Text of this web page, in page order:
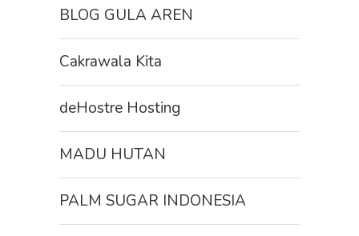
BLOG GULA AREN
Cakrawala Kita
deHostre Hosting
MADU HUTAN
PALM SUGAR INDONESIA